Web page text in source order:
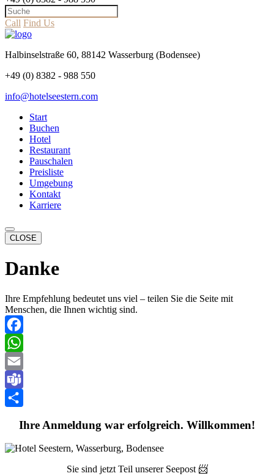
Call Find Us
Halbinselstraße 60, 88142 Wasserburg (Bodensee)
+49 (0) 8382 - 988 550
info@hotelseestern.com
Start
Buchen
Hotel
Restaurant
Pauschalen
Preisliste
Umgebung
Kontakt
Karriere
CLOSE
Danke
Ihre Empfehlung bedeutet uns viel – teilen Sie die Seite mit
Menschen, die Ihnen wichtig sind.
Facebook
WhatsApp
Email
Teams
Ihre Anmeldung war erfolgreich. Willkommen!
Sie sind jetzt Teil unserer Seepost 📨